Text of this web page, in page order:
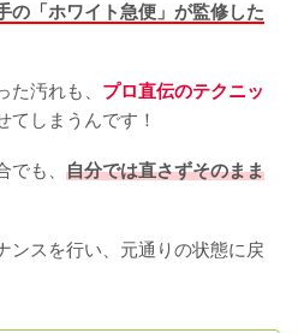
の「ホワイト急便」が監修した
汚れも、 プロ直伝のテクニッ
てしまうんです！
も、 自分では直さずそのまま
ンスを行い、元通りの状態に戻